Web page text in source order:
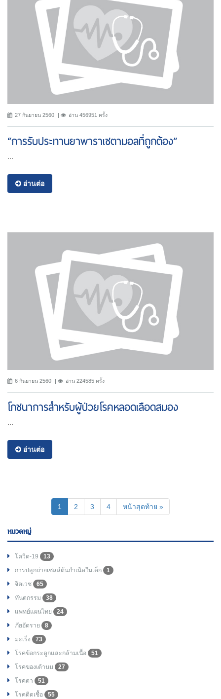
27 กันยายน 2560 อ่าน 456951 ครั้ง
“การรับประทานยาพาราเซตามอลที่ถูกต้อง”
...
อ่านต่อ
6 กันยายน 2560 อ่าน 224585 ครั้ง
โภชนาการสำหรับผู้ป่วยโรคหลอดเลือดสมอง
อ่านต่อ
1 (current)
2 3 4 หน้าสุดท้าย »
หมวดหมู่
โควิด-19
13
การปลูกถ่ายเซลล์ต้นกำเนิดในเด็ก
1
จิตเวช
65
ทันตกรรม
38
แพทย์แผนไทย
24
ภัยอัตราย
8
มะเร็ง
73
โรคข้อกระดูกและกล้ามเนื้อ
51
โรคของเต้านม
27
โรคตา
51
โรคติดเชื้อ
55